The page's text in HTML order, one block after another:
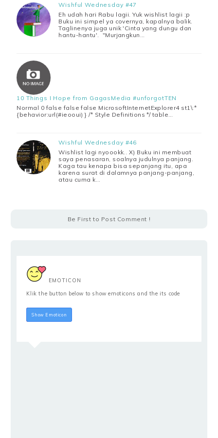
Wishful Wednesday #47
Eh udah hari Rabu lagii. Yuk wishlist lagii :p
Buku ini simpel ya covernya, kapalnya balik.
Taglinenya juga unik 'Cinta yang dungu dan
hantu-hantu'. "Murjangkun…
10 Things I Hope from GagasMedia #unforgotTEN
Normal 0 false false false MicrosoftInternetExplorer4 st1\:*
{behavior:url(#ieooui) } /* Style Definitions */ table…
Wishful Wednesday #46
Wishlist lagi nyoookk.. X) Buku ini membuat
saya penasaran, soalnya judulnya panjang.
Kaga tau kenapa bisa sepanjang itu, apa
karena surat di dalamnya panjang-panjang,
atau cuma k…
Be First to Post Comment !
EMOTICON
Klik the button below to show emoticons and the its code
Hide Emoticon
Show Emoticon